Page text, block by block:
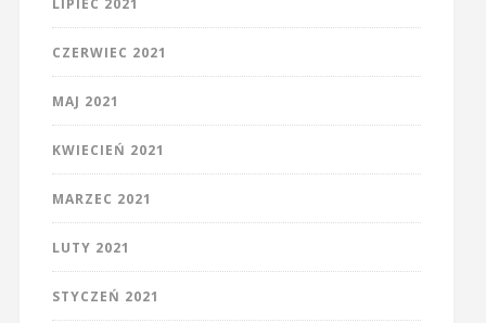
CZERWIEC 2021
MAJ 2021
KWIECIEŃ 2021
MARZEC 2021
LUTY 2021
STYCZEŃ 2021